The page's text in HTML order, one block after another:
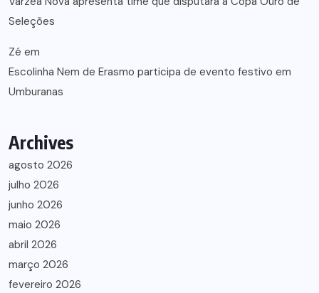
Seleções
Zé em
Escolinha Nem de Erasmo participa de evento festivo em
Umburanas
Archives
agosto 2026
julho 2026
junho 2026
maio 2026
abril 2026
março 2026
fevereiro 2026